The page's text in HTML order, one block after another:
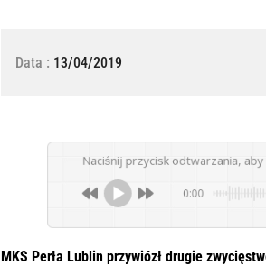
Data : 13/04/2019
Naciśnij przycisk odtwarzania, aby
MKS Perła Lublin przywiózł drugie